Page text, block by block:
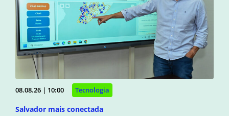
08.08.26 | 10:00 Tecnologia
Salvador mais conectada